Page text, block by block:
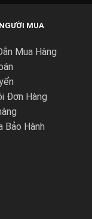
MUA
Mua Hàng
Đơn Hàng
Bảo Hành